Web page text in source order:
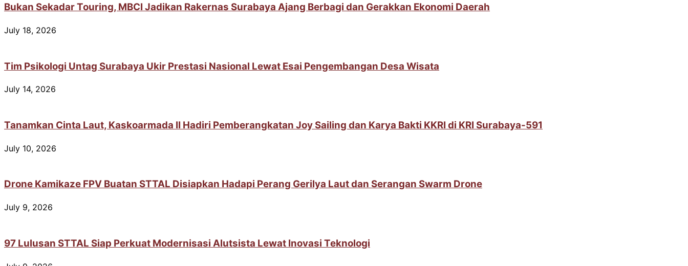
Bukan Sekadar Touring, MBCI Jadikan Rakernas Surabaya Ajang Berbagi dan Gerakkan Ekonomi Daerah
July 18, 2026
Tim Psikologi Untag Surabaya Ukir Prestasi Nasional Lewat Esai Pengembangan Desa Wisata
July 14, 2026
Tanamkan Cinta Laut, Kaskoarmada II Hadiri Pemberangkatan Joy Sailing dan Karya Bakti KKRI di KRI Surabaya-591
July 10, 2026
Drone Kamikaze FPV Buatan STTAL Disiapkan Hadapi Perang Gerilya Laut dan Serangan Swarm Drone
July 9, 2026
97 Lulusan STTAL Siap Perkuat Modernisasi Alutsista Lewat Inovasi Teknologi